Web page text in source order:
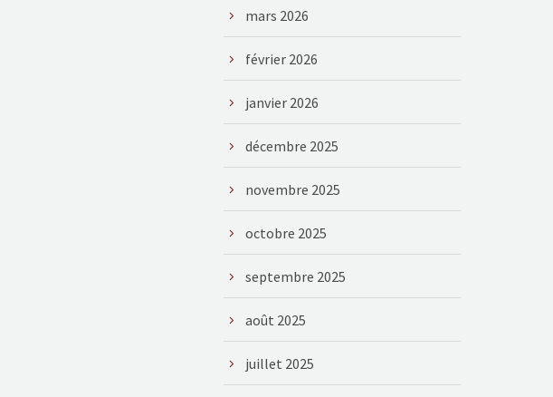
mars 2026
février 2026
janvier 2026
décembre 2025
novembre 2025
octobre 2025
septembre 2025
août 2025
juillet 2025